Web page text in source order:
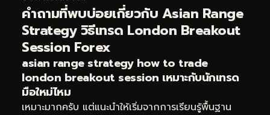
คำถามที่พบบ่อยเกี่ยวกับ Asian Range
Strategy วิธีเทรด London Breakout
Session Forex
asian range strategy how to trade
london breakout session เหมาะกับนักเทรด
มือใหม่ไหม
เหมาะมากครับ แต่แนะนำให้เริ่มจากการเรียนรู้พื้นฐาน